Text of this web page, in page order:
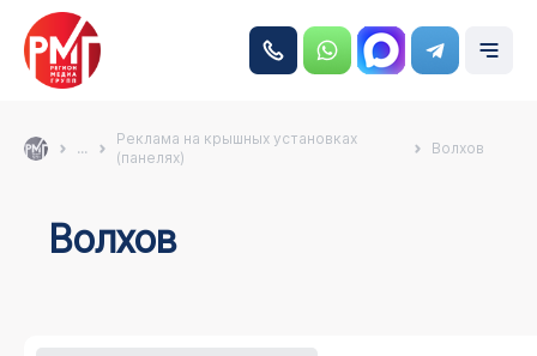
...
Реклама на крышных установках
(панелях)
Волхов
Волхов